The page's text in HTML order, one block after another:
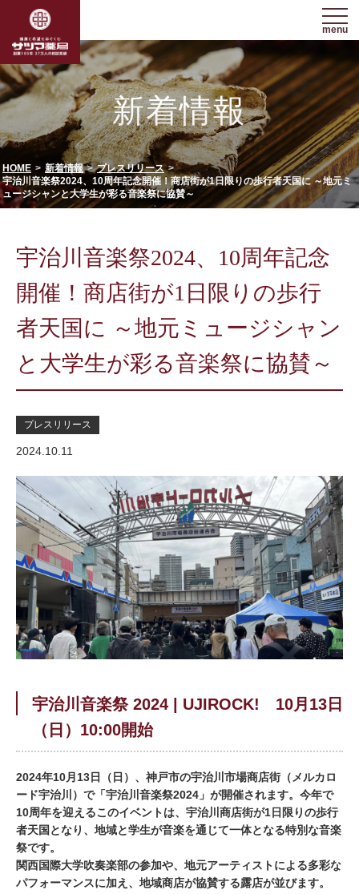
menu
新着情報
HOME 新着情報
プレスリリース
宇治川音楽祭2024、10周年記念開催！商店街が1日限りの歩行者天国に ～地元ミ
ュージシャンと大学生が彩る音楽祭に協賛～
宇治川音楽祭2024、10周年記念
開催！商店街が1日限りの歩行
者天国に ～地元ミュージシャン
と大学生が彩る音楽祭に協賛～
プレスリリース
2024.10.11
宇治川⾳楽祭 2024 | UJIROCK! 10⽉13⽇
（⽇）10:00開始
2024年10月13日（日）、神戸市の宇治川市場商店街（メルカロ
ード宇治川）で「宇治川音楽祭2024」が開催されます。今年で
10周年を迎えるこのイベントは、宇治川商店街が1日限りの歩行
者天国となり、地域と学生が音楽を通じて一体となる特別な音楽
祭です。
関西国際大学吹奏楽部の参加や、地元アーティストによる多彩な
パフォーマンスに加え、地域商店が協賛する露店が並びます。